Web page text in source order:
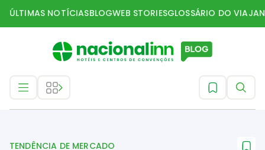
ÚLTIMAS NOTÍCIASBLOGWEB STORIESGLOSSÁRIO DO
Tendência de mercado
TENDÊNCIA DE MERCADO